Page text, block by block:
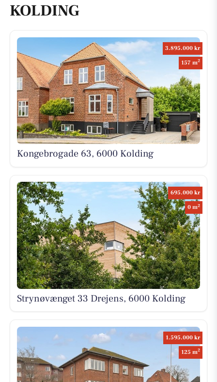
KOLDING
3.895.000 kr
157 m2
Kongebrogade 63, 6000 Kolding
695.000 kr
0 m2
Strynøvænget 33 Drejens, 6000 Kolding
1.595.000 kr
125 m2